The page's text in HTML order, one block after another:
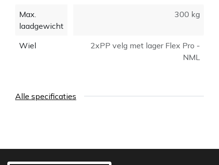
Max.
laadgewicht
300 kg
Wiel
2xPP velg met lager Flex Pro -
NML
Alle specificaties